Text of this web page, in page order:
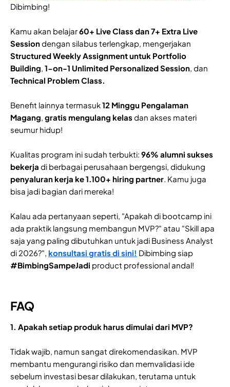
Dibimbing!
Kamu akan belajar60+ Live Class dan 7+ Extra Live
Sessiondengan silabus terlengkap, mengerjakan
Structured Weekly Assignment untuk Portfolio
Building, 1-on-1 Unlimited Personalized Session, dan
Technical Problem Class.
Benefit lainnya termasuk12 Minggu Pengalaman
Magang, gratis mengulang kelas dan akses materi
seumur hidup!
Kualitas program ini sudah terbukti: 96% alumni sukses
bekerja di berbagai perusahaan bergengsi, didukung
penyaluran kerja ke 1.100+ hiring partner. Kamu juga
bisa jadi bagian dari mereka!
Kalau ada pertanyaan seperti, "Apakah di bootcamp ini
ada praktik langsung membangun MVP?" atau "Skill apa
saja yang paling dibutuhkan untuk jadi Business Analyst
di 2026?", konsultasi gratis di sini! Dibimbing siap
#BimbingSampeJadi product professional andal!
FAQ
1. Apakah setiap produk harus dimulai dari MVP?
Tidak wajib, namun sangat direkomendasikan. MVP
membantu mengurangi risiko dan memvalidasi ide
sebelum investasi besar dilakukan, terutama untuk